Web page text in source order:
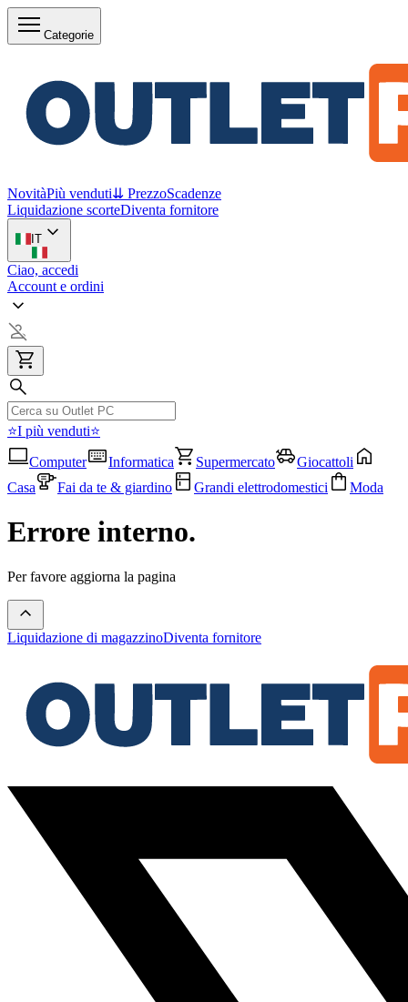
Categorie
NovitàPiù venduti⇊ PrezzoScadenze
Liquidazione scorteDiventa fornitore
IT
Ciao, accedi
Account e ordini
⭐I più venduti⭐
Computer
Informatica Supermercato
Giocattoli
Casa
Fai da te & giardino Grandi elettrodomestici Moda
Errore interno.
Per favore aggiorna la pagina
Liquidazione di magazzinoDiventa fornitore